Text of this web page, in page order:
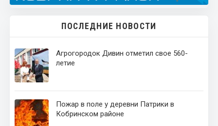
ПОСЛЕДНИЕ НОВОСТИ
Агрогородок Дивин отметил свое 560-
летие
Пожар в поле у деревни Патрики в
Кобринском районе